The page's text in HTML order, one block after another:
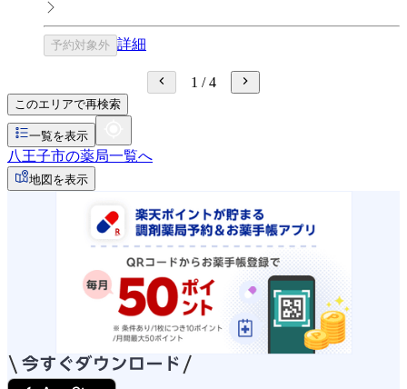
予約対象外 詳細
1 /4
このエリアで再検索
一覧を表示
八王子市の薬局一覧へ
地図を表示